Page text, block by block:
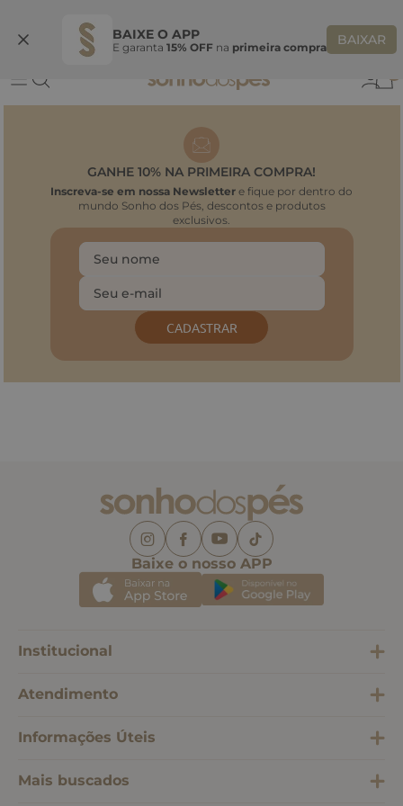
BAIXE O APP
E garanta 15% OFF na primeira compra BAIXAR
Ganhe 10% OFF na coleção utilizando o código do seu vendedor*
GANHE 10% NA PRIMEIRA COMPRA!
Inscreva-se em nossa Newsletter e fique por dentro do
mundo Sonho dos Pés, descontos e produtos
exclusivos.
CADASTRAR
Baixe o nosso APP
Institucional
Atendimento
Informações Úteis
Mais buscados